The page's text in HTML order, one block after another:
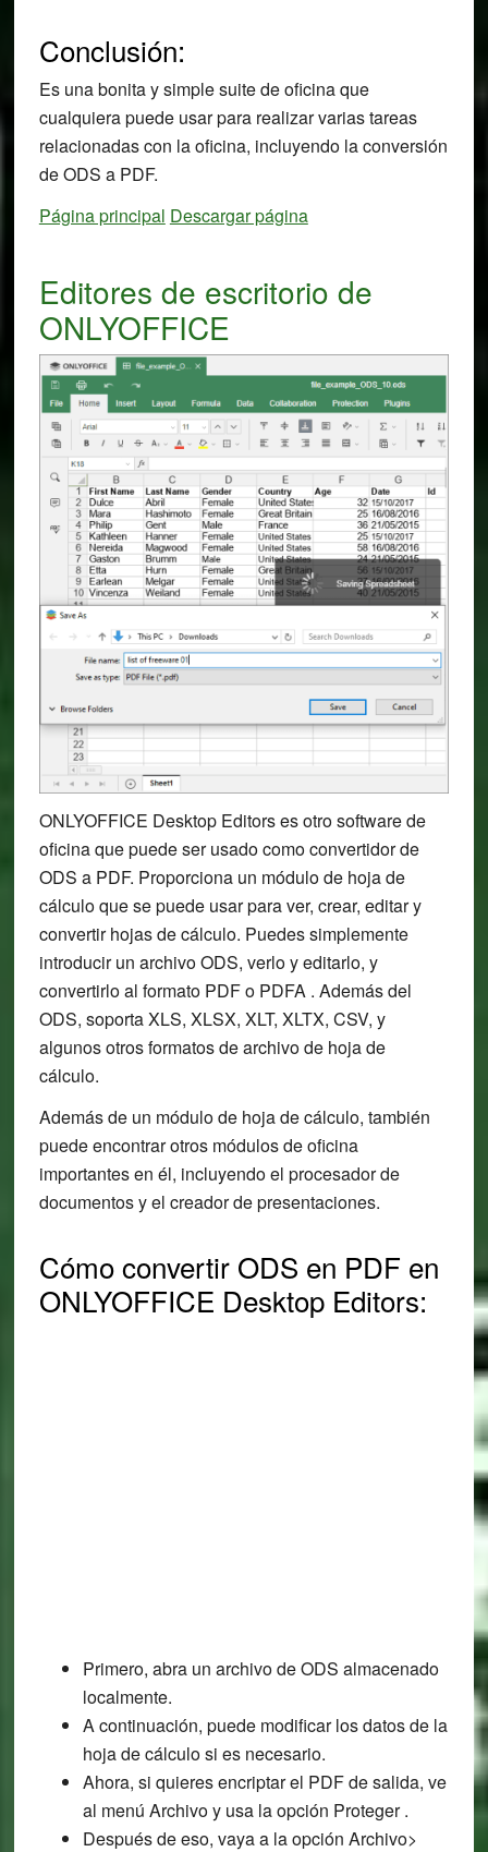
Conclusión:
Es una bonita y simple suite de oficina que
cualquiera puede usar para realizar varias tareas
relacionadas con la oficina, incluyendo la conversión
de ODS a PDF.
Página principal Descargar página
Editores de escritorio de
ONLYOFFICE
ONLYOFFICE Desktop Editors es otro software de
oficina que puede ser usado como convertidor de
ODS a PDF. Proporciona un módulo de hoja de
cálculo que se puede usar para ver, crear, editar y
convertir hojas de cálculo. Puedes simplemente
introducir un archivo ODS, verlo y editarlo, y
convertirlo al formato PDF o PDFA . Además del
ODS, soporta XLS, XLSX, XLT, XLTX, CSV, y
algunos otros formatos de archivo de hoja de
cálculo.
Además de un módulo de hoja de cálculo, también
puede encontrar otros módulos de oficina
importantes en él, incluyendo el procesador de
documentos y el creador de presentaciones.
Cómo convertir ODS en PDF en
ONLYOFFICE Desktop Editors:
Primero, abra un archivo de ODS almacenado
localmente.
A continuación, puede modificar los datos de la
hoja de cálculo si es necesario.
Ahora, si quieres encriptar el PDF de salida, ve
al menú Archivo y usa la opción Proteger .
Después de eso, vaya a la opción Archivo>